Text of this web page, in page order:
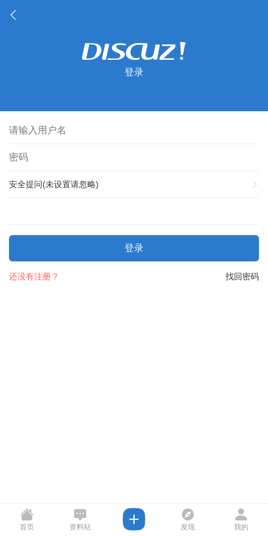
登录
安全提问(未设置请忽略)
登录
找回密码
还没有注册？
首页 资料站 发现 我的